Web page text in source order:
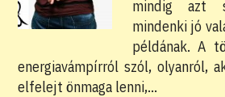
mindig azt
mindenki jó
példának. A
energiavámpírról szól, olyanról,
elfelejt önmaga lenni,…